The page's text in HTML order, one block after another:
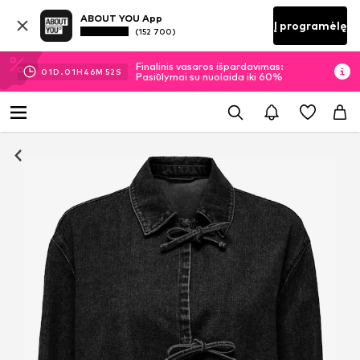
ABOUT YOU App
(152 700) Į programėlę
01D. 01H 46M 50 S
Finalinis vasaros išpardavimas:
Pasiūlymai su nuolaida iki 60%